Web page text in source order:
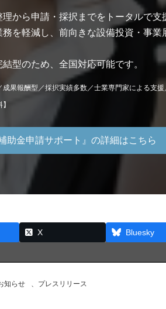
から申請・採択までをトータルで支
務を軽減し、前向きな設備投資・事業
型のため、全国対応可能です。
成果報酬型／採択実績多数／士業専門家による支
補助金申請サポート』の詳細はこちら
X Bluesky
知らせ プレスリリース